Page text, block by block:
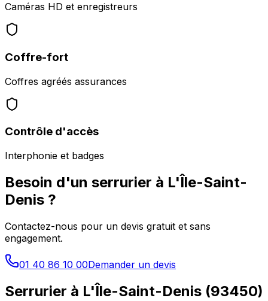
Caméras HD et enregistreurs
Coffre-fort
Coffres agréés assurances
Contrôle d'accès
Interphonie et badges
Besoin d'un serrurier à L'Île-Saint-
Denis ?
Contactez-nous pour un devis gratuit et sans
engagement.
01 40 86 10 00Demander un devis
Serrurier à L'Île-Saint-Denis (93450)